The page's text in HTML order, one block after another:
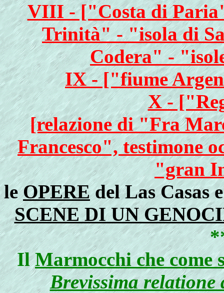
VIII - ["Costa di
Trinità" - "isola di
Codera" -
IX - ["fiume
X -
[relazione di "Fra
Francesco", testimone
"gran
leOPEREdel Las Casas
SCENE DI UN
IlMarmocchi che come
Brevissima